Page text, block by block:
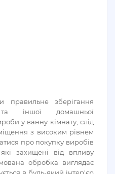
правильне зберігання
іншої домашньої
у ванну кімнату, слід
з високим рівнем
про покупку виробів
захищені від впливу
обробка виглядає